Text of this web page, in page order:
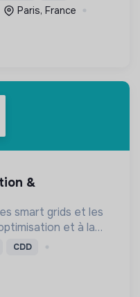
Paris, France
smart grids et les
et à la
du système
consommateurs.
CDD